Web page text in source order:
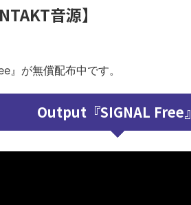
音源】
』が無償配布中です。
Output『SIGNAL Free』